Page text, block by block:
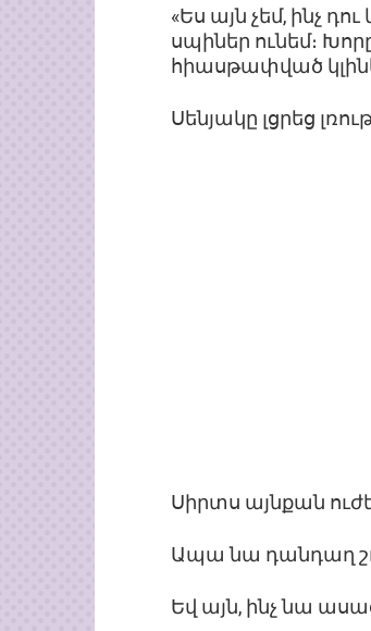
«Ես այն չեմ, ինչ
սպիներ ունեմ։
հիասթափված
Սենյակը լցրեց
Սիրտս այնքան
Ապա նա դանդաղ
Եվ այն, ինչ նա